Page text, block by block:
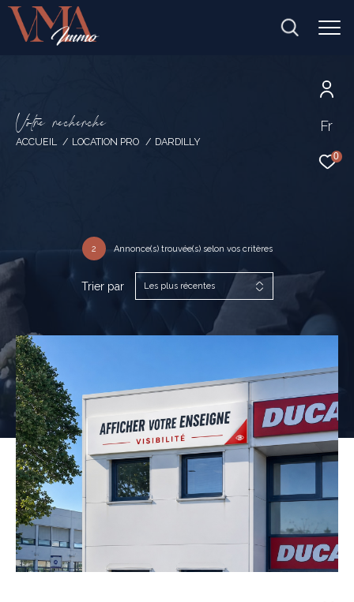
Fr
0
Votre recherche
ACCUEIL LOCATION PRO DARDILLY
2 Annonce(s) trouvée(s) selon vos critères
Trier par Les plus récentes